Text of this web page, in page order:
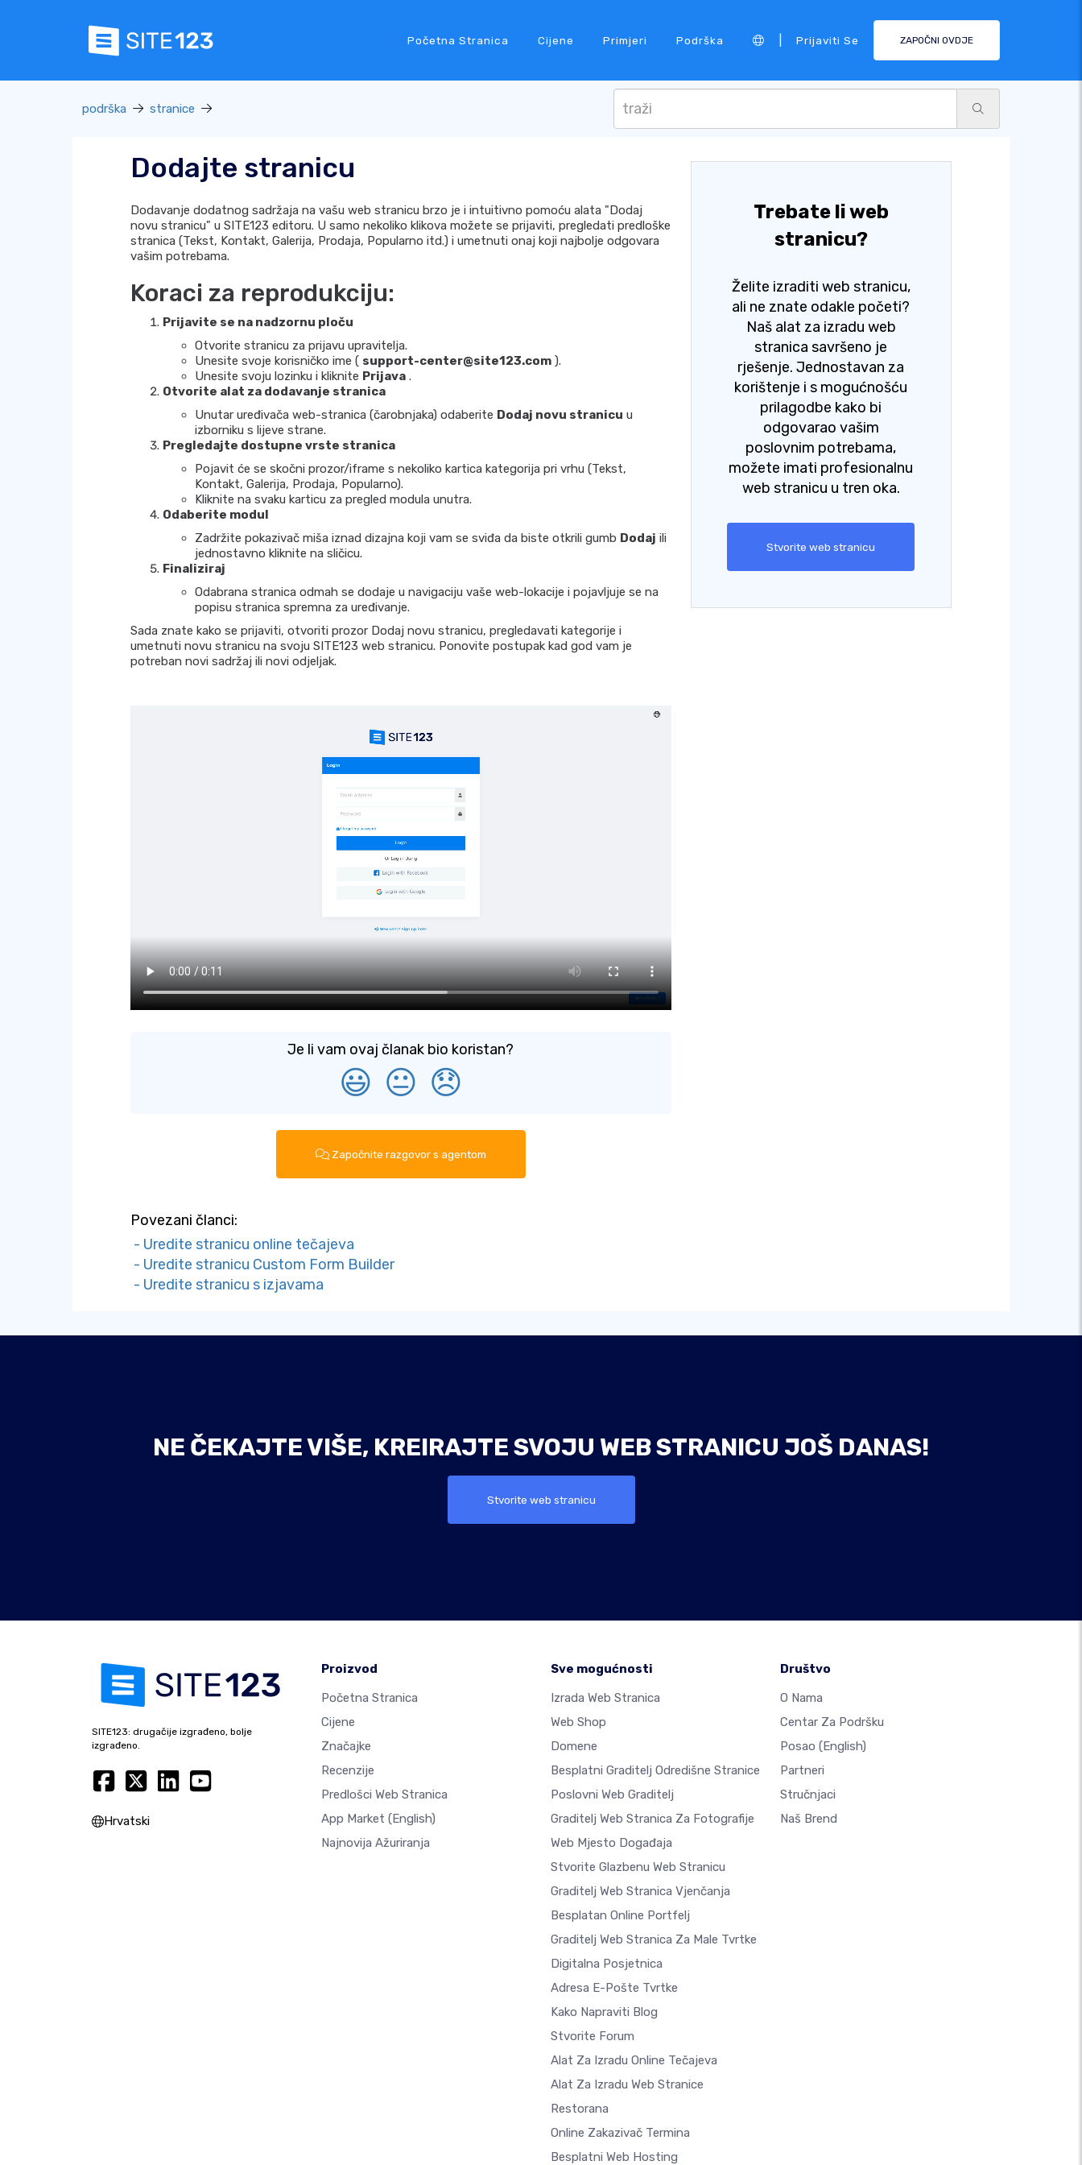
Početna Stranica Cijene Primjeri Podrška Prijaviti Se ZAPOČNI OVDJE
podrška stranice
Dodajte stranicu
Dodavanje dodatnog sadržaja na vašu web stranicu brzo je i intuitivno pomoću alata "Dodaj
novu stranicu" u SITE123 editoru. U samo nekoliko klikova možete se prijaviti, pregledati predloške
stranica (Tekst, Kontakt, Galerija, Prodaja, Popularno itd.) i umetnuti onaj koji najbolje odgovara
vašim potrebama.
Koraci za reprodukciju:
Prijavite se na nadzornu ploču
Otvorite stranicu za prijavu upravitelja.
Unesite svoje korisničko ime ( support-center@site123.com ).
Unesite svoju lozinku i kliknite Prijava .
Otvorite alat za dodavanje stranica
Unutar uređivača web-stranica (čarobnjaka) odaberite Dodaj novu stranicu u
izborniku s lijeve strane.
Pregledajte dostupne vrste stranica
Pojavit će se skočni prozor/iframe s nekoliko kartica kategorija pri vrhu (Tekst,
Kontakt, Galerija, Prodaja, Popularno).
Kliknite na svaku karticu za pregled modula unutra.
Odaberite modul
Zadržite pokazivač miša iznad dizajna koji vam se sviđa da biste otkrili gumb Dodaj ili
jednostavno kliknite na sličicu.
Finaliziraj
Odabrana stranica odmah se dodaje u navigaciju vaše web-lokacije i pojavljuje se na
popisu stranica spremna za uređivanje.
Sada znate kako se prijaviti, otvoriti prozor Dodaj novu stranicu, pregledavati kategorije i
umetnuti novu stranicu na svoju SITE123 web stranicu. Ponovite postupak kad god vam je
potreban novi sadržaj ili novi odjeljak.
Je li vam ovaj članak bio koristan?
😃 😐 😞
Započnite razgovor s agentom
Povezani članci:
- Uredite stranicu online tečajeva
- Uredite stranicu Custom Form Builder
- Uredite stranicu s izjavama
Trebate li web
stranicu?
Želite izraditi web stranicu,
ali ne znate odakle početi?
Naš alat za izradu web
stranica savršeno je
rješenje. Jednostavan za
korištenje i s mogućnošću
prilagodbe kako bi
odgovarao vašim
poslovnim potrebama,
možete imati profesionalnu
web stranicu u tren oka.
Stvorite web stranicu
NE ČEKAJTE VIŠE, KREIRAJTE SVOJU WEB STRANICU JOŠ DANAS!
Stvorite web stranicu
SITE123: drugačije izgrađeno, bolje
izgrađeno.
Hrvatski
Proizvod
Početna Stranica
Cijene
Značajke
Recenzije
Predlošci Web Stranica
App Market (English)
Najnovija Ažuriranja
Sve mogućnosti
Izrada Web Stranica
Web Shop
Domene
Besplatni Graditelj Odredišne Stranice
Poslovni Web Graditelj
Graditelj Web Stranica Za Fotografije
Web Mjesto Događaja
Stvorite Glazbenu Web Stranicu
Graditelj Web Stranica Vjenčanja
Besplatan Online Portfelj
Graditelj Web Stranica Za Male Tvrtke
Digitalna Posjetnica
Adresa E-Pošte Tvrtke
Kako Napraviti Blog
Stvorite Forum
Alat Za Izradu Online Tečajeva
Alat Za Izradu Web Stranice
Restorana
Online Zakazivač Termina
Besplatni Web Hosting
Društvo
O Nama
Centar Za Podršku
Posao (English)
Partneri
Stručnjaci
Naš Brend